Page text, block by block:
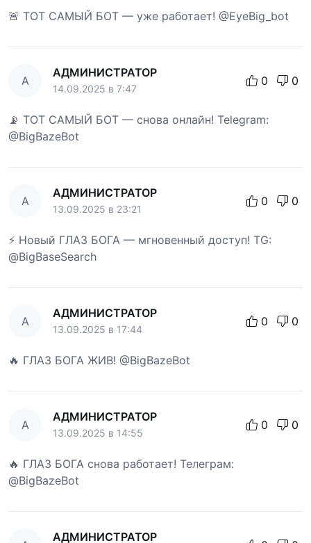
🚨 ТОТ САМЫЙ БОТ — уже работает! @EyeBig_bot
А
АДМИНИСТРАТОР
14.09.2025 в 7:47
0 0
📡 ТОТ САМЫЙ БОТ — снова онлайн! Telegram:
@BigBazeBot
А
АДМИНИСТРАТОР
13.09.2025 в 23:21
0 0
⚡ Новый ГЛАЗ БОГА — мгновенный доступ! TG:
@BigBaseSearch
А
АДМИНИСТРАТОР
13.09.2025 в 17:44
0 0
🔥 ГЛАЗ БОГА ЖИВ! @BigBazeBot
А
АДМИНИСТРАТОР
13.09.2025 в 14:55
0 0
🔥 ГЛАЗ БОГА снова работает! Телеграм:
@BigBazeBot
АДМИНИСТРАТОР